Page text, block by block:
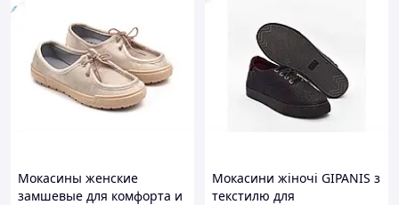
Мокасины женские
замшевые для комфорта и
Мокасини жіночі GIPANIS з
текстилю для